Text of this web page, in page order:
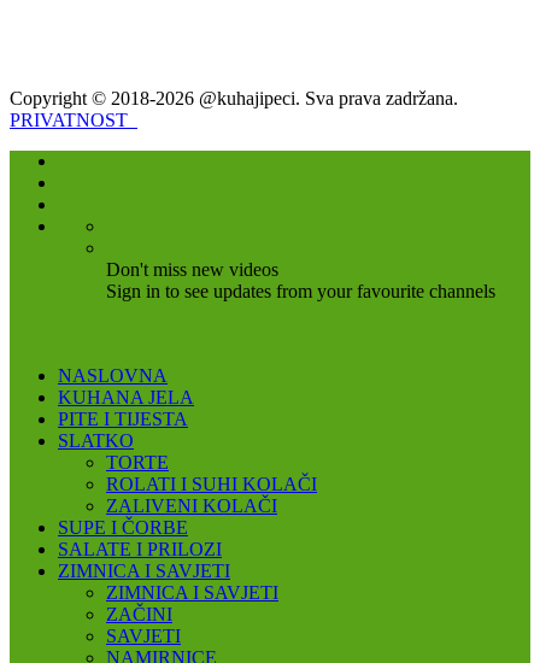
Copyright © 2018-2026 @kuhajipeci. Sva prava zadržana.
PRIVATNOST
Don't miss new videos
Sign in to see updates from your favourite channels
NASLOVNA
KUHANA JELA
PITE I TIJESTA
SLATKO
TORTE
ROLATI I SUHI KOLAČI
ZALIVENI KOLAČI
SUPE I ČORBE
SALATE I PRILOZI
ZIMNICA I SAVJETI
ZIMNICA I SAVJETI
ZAČINI
SAVJETI
NAMIRNICE